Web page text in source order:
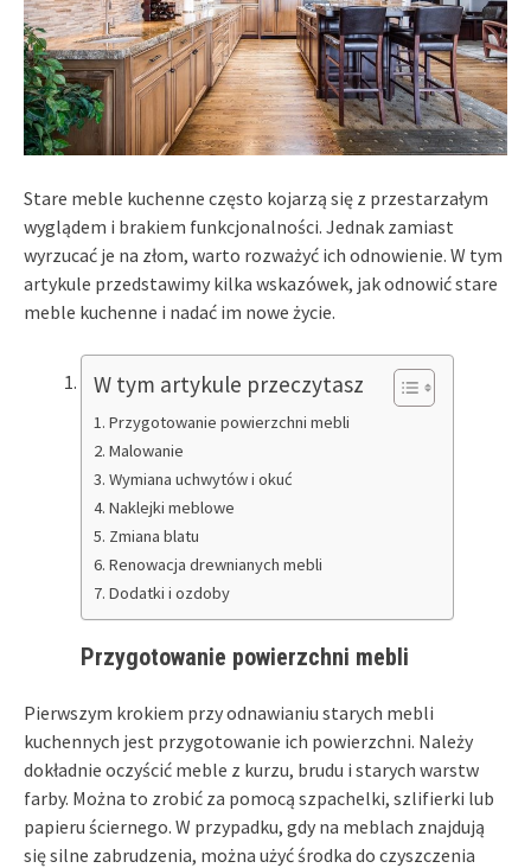
Stare meble kuchenne często kojarzą się z przestarzałym
wyglądem i brakiem funkcjonalności. Jednak zamiast
wyrzucać je na złom, warto rozważyć ich odnowienie. W tym
artykule przedstawimy kilka wskazówek, jak odnowić stare
meble kuchenne i nadać im nowe życie.
W tym artykule przeczytasz
Przygotowanie powierzchni mebli
Malowanie
Wymiana uchwytów i okuć
Naklejki meblowe
Zmiana blatu
Renowacja drewnianych mebli
Dodatki i ozdoby
Przygotowanie powierzchni mebli
Pierwszym krokiem przy odnawianiu starych mebli
kuchennych jest przygotowanie ich powierzchni. Należy
dokładnie oczyścić meble z kurzu, brudu i starych warstw
farby. Można to zrobić za pomocą szpachelki, szlifierki lub
papieru ściernego. W przypadku, gdy na meblach znajdują
się silne zabrudzenia, można użyć środka do czyszczenia